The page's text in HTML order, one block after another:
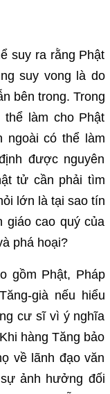
suy ra rằng Phật
suy vong là do
bên trong. Trong
thể làm cho Phật
ngoài có thể làm
được nguyên
tử cần phải tìm
lớn là tại sao tín
giáo cao quý của
phá hoại?
gồm Phật, Pháp
già nếu hiểu
cư sĩ vì ý nghĩa
hàng Tăng bảo
về lãnh đạo văn
ảnh hưởng đối